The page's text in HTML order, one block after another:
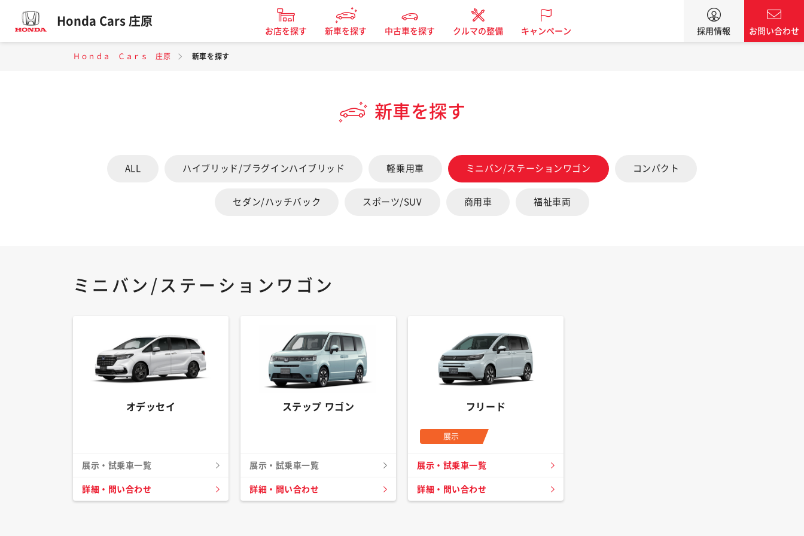
Honda Cars 庄原
お店を探す 新車を探す 中古車を探す クルマの整備 キャンペーン 採用情報 お問い合わせ
Ｈｏｎｄａ Ｃａｒｓ 庄原 新車を探す
新車を探す
ALL ハイブリッド/プラグインハイブリッド 軽乗用車 ミニバン/ステーションワゴン コンパクト
セダン/ハッチバック スポーツ/SUV 商用車 福祉車両
ミニバン/ステーションワゴン
オデッセイ
展示・試乗車一覧
詳細・問い合わせ
ステップ ワゴン
展示・試乗車一覧
詳細・問い合わせ
フリード
展示
展示・試乗車一覧
詳細・問い合わせ